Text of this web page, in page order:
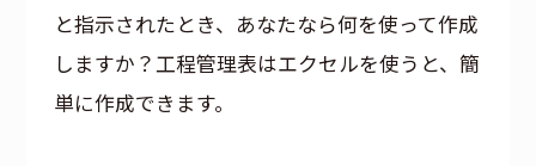
と指示されたとき、あなたなら何を使って作成
しますか？工程管理表はエクセルを使うと、簡
単に作成できます。